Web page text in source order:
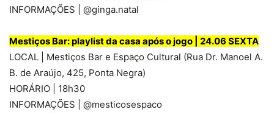
INFORMAÇÕES | @ginga.natal
Mestiços Bar: playlist da casa após o jogo | 24.06 SEXTA
LOCAL | Mestiços Bar e Espaço Cultural (Rua Dr. Manoel A.
B. de Araújo, 425, Ponta Negra)
HORÁRIO | 18h30
INFORMAÇÕES | @mesticosespaco